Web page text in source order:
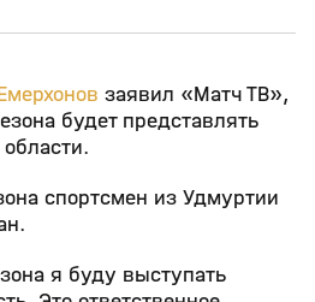
заявил «Матч ТВ»,
будет представлять
спортсмен из Удмуртии
я буду выступать